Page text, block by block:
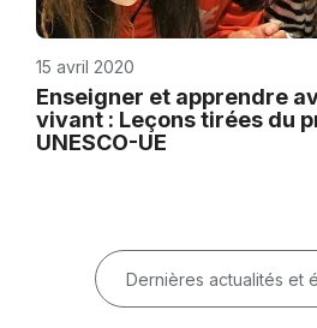
15 avril 2020
Enseigner et apprendre
vivant : Leçons tirées du
UNESCO-UE
Dernières actualités et